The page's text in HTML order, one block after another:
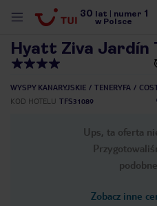
30 lat numer 1
w Polsce
Hyatt Ziva Jardín
WYSPY KANARYJSKIE TENERYFA
KOD HOTELU TFS31089
Ups, ta oferta
Zobacz inne